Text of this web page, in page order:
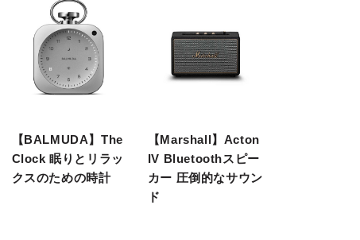
【BALMUDA】The
Clock 眠りとリラッ
クスのための時計
【Marshall】Acton
IV Bluetoothスピー
カー 圧倒的なサウン
ド